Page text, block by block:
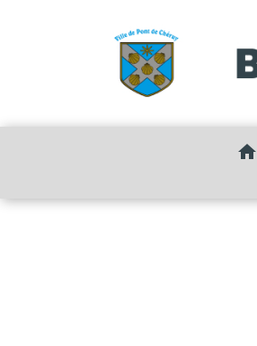
home